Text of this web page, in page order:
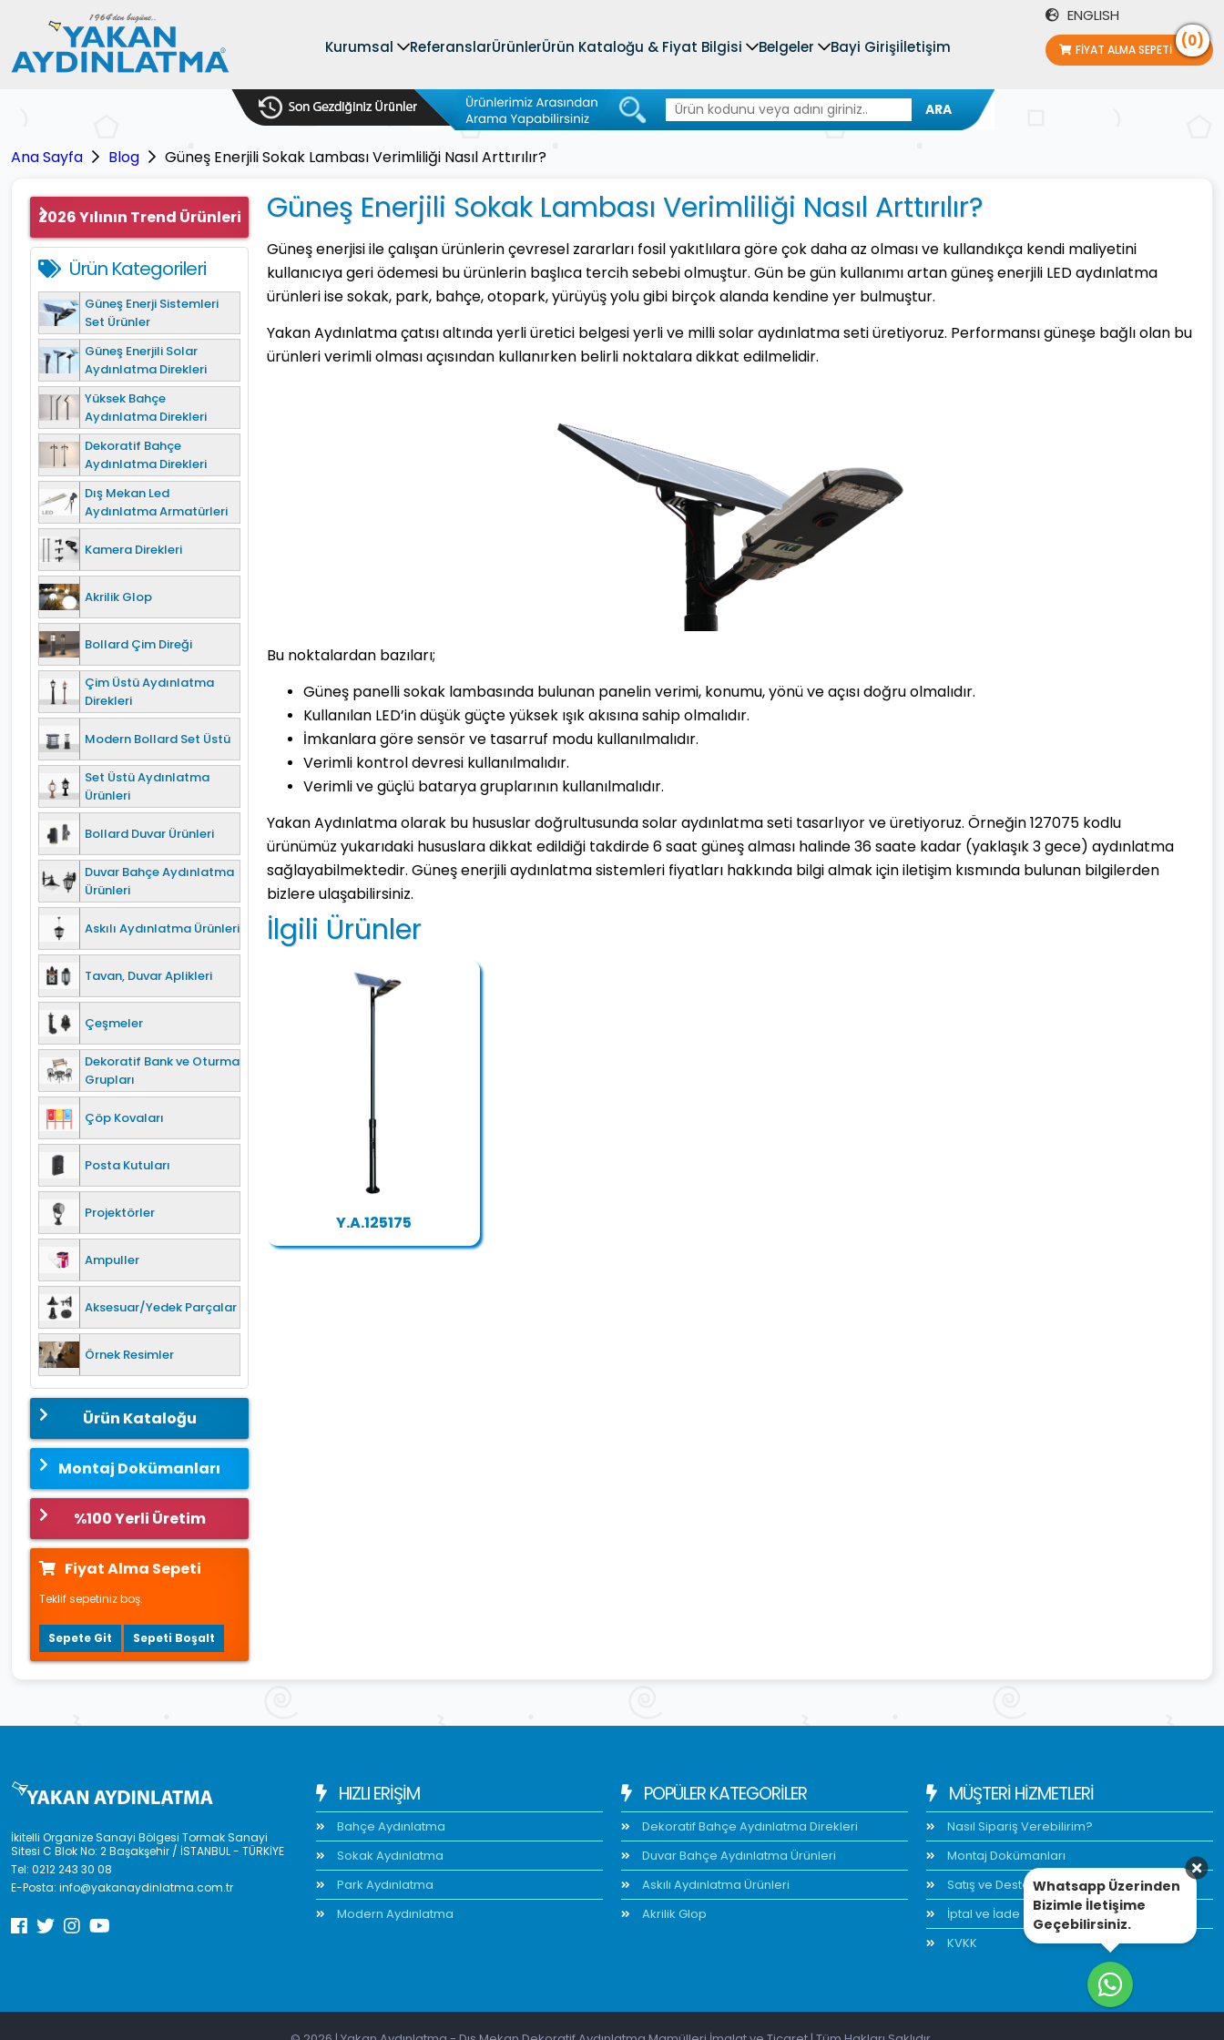
Kurumsal ReferanslarÜrünlerÜrün Kataloğu & Fiyat Bilgisi Belgeler Bayi Girişiİletişim
ENGLISH
FIYAT ALMA SEPETI (0)
ARA
Ana Sayfa Blog Güneş Enerjili Sokak Lambası Verimliliği Nasıl Arttırılır?
2026 Yılının Trend Ürünleri
Ürün Kategorileri
Güneş Enerji Sistemleri
Set Ürünler
Güneş Enerjili Solar
Aydınlatma Direkleri
Yüksek Bahçe
Aydınlatma Direkleri
Dekoratif Bahçe
Aydınlatma Direkleri
Dış Mekan Led
Aydınlatma Armatürleri
Kamera Direkleri
Akrilik Glop
Bollard Çim Direği
Çim Üstü Aydınlatma
Direkleri
Modern Bollard Set Üstü
Set Üstü Aydınlatma
Ürünleri
Bollard Duvar Ürünleri
Duvar Bahçe Aydınlatma
Ürünleri
Askılı Aydınlatma Ürünleri
Tavan, Duvar Aplikleri
Çeşmeler
Dekoratif Bank ve Oturma
Grupları
Çöp Kovaları
Posta Kutuları
Projektörler
Ampuller
Aksesuar/Yedek Parçalar
Örnek Resimler
Ürün Kataloğu
Montaj Dokümanları
%100 Yerli Üretim
Fiyat Alma Sepeti
Teklif sepetiniz boş.
Sepete Git Sepeti Boşalt
Güneş Enerjili Sokak Lambası Verimliliği Nasıl Arttırılır?
Güneş enerjisi ile çalışan ürünlerin çevresel zararları fosil yakıtlılara göre çok daha az olması ve kullandıkça kendi maliyetini
kullanıcıya geri ödemesi bu ürünlerin başlıca tercih sebebi olmuştur. Gün be gün kullanımı artan güneş enerjili LED aydınlatma
ürünleri ise sokak, park, bahçe, otopark, yürüyüş yolu gibi birçok alanda kendine yer bulmuştur.
Yakan Aydınlatma çatısı altında yerli üretici belgesi yerli ve milli solar aydınlatma seti üretiyoruz. Performansı güneşe bağlı olan bu
ürünleri verimli olması açısından kullanırken belirli noktalara dikkat edilmelidir.
Bu noktalardan bazıları;
Güneş panelli sokak lambasında bulunan panelin verimi, konumu, yönü ve açısı doğru olmalıdır.
Kullanılan LED’in düşük güçte yüksek ışık akısına sahip olmalıdır.
İmkanlara göre sensör ve tasarruf modu kullanılmalıdır.
Verimli kontrol devresi kullanılmalıdır.
Verimli ve güçlü batarya gruplarının kullanılmalıdır.
Yakan Aydınlatma olarak bu hususlar doğrultusunda solar aydınlatma seti tasarlıyor ve üretiyoruz. Örneğin 127075 kodlu
ürünümüz yukarıdaki hususlara dikkat edildiği takdirde 6 saat güneş alması halinde 36 saate kadar (yaklaşık 3 gece) aydınlatma
sağlayabilmektedir. Güneş enerjili aydınlatma sistemleri fiyatları hakkında bilgi almak için iletişim kısmında bulunan bilgilerden
bizlere ulaşabilirsiniz.
İlgili Ürünler
Y.A.125175
İkitelli Organize Sanayi Bölgesi Tormak Sanayi
Sitesi C Blok No: 2 Başakşehir / İSTANBUL - TÜRKİYE
Tel: 0212 243 30 08
E-Posta: info@yakanaydinlatma.com.tr
HIZLI ERIŞIM
Bahçe Aydınlatma
Sokak Aydınlatma
Park Aydınlatma
Modern Aydınlatma
POPÜLER KATEGORİLER
Dekoratif Bahçe Aydınlatma Direkleri
Duvar Bahçe Aydınlatma Ürünleri
Askılı Aydınlatma Ürünleri
Akrilik Glop
MÜŞTERİ HİZMETLERİ
Nasıl Sipariş Verebilirim?
Montaj Dokümanları
Satış ve Destek
İptal ve İade Şartları
KVKK
Whatsapp Üzerinden
Bizimle İletişime
Geçebilirsiniz.